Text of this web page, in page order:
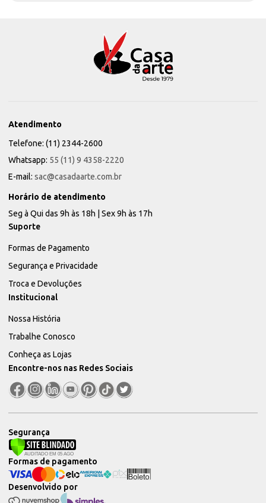
Atendimento
Telefone: (11) 2344-2600
Whatsapp: 55 (11) 9 4358-2220
E-mail: sac@casadaarte.com.br
Horário de atendimento
Seg à Qui das 9h às 18h | Sex 9h às 17h
Suporte
Formas de Pagamento
Segurança e Privacidade
Troca e Devoluções
Institucional
Nossa História
Trabalhe Conosco
Conheça as Lojas
Encontre-nos nas Redes Sociais
Segurança
Desenvolvido por
Formas de pagamento